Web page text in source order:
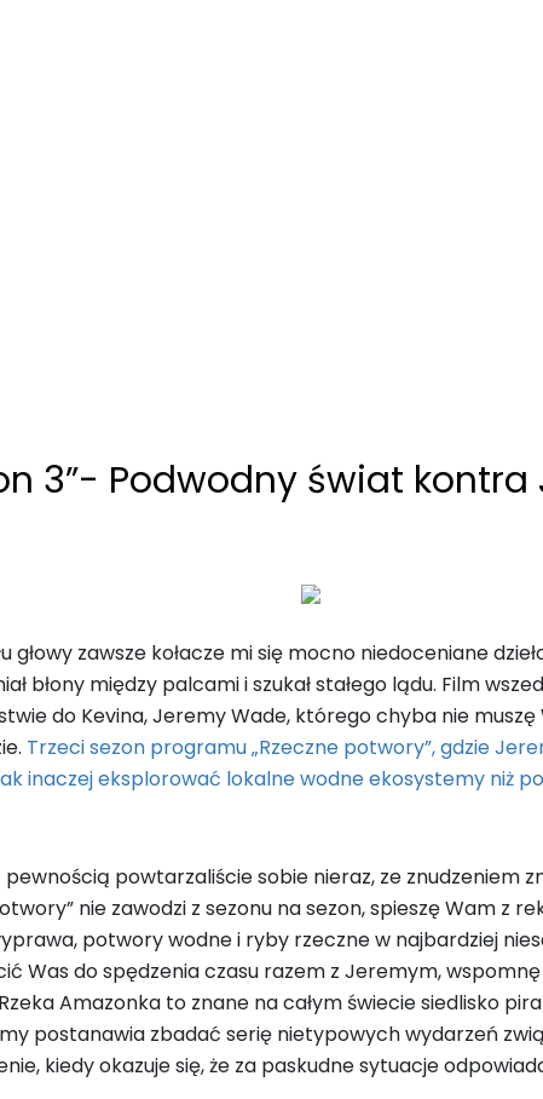
3”- Podwodny świat
głowy zawsze kołacze mi się mocno niedoceniane
błony między palcami i szukał stałego lądu. Film
do Kevina, Jeremy Wade, którego chyba nie
Trzeci sezon programu „Rzeczne potwory”, gdzie
inaczej eksplorować lokalne wodne ekosystemy niż
powtarzaliście sobie nieraz, ze znudzeniem
nie zawodzi z sezonu na sezon, spieszę Wam z
potwory wodne i ryby rzeczne w najbardziej
Was do spędzenia czasu razem z Jeremym,
Amazonka to znane na całym świecie siedlisko
postanawia zbadać serię nietypowych wydarzeń
kiedy okazuje się, że za paskudne sytuacje